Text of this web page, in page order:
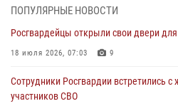
Росгвардейцы задержали нетрезвую
30 июля 2026, 08:10
федеральном розыске (видео)
29 июля 2026, 14:44
ПОПУЛЯРНЫЕ НОВОСТИ
Росгвардейцы открыли свои двери
18 июля 2026, 07:03 9
Сотрудники Росгвардии встретились
участников СВО